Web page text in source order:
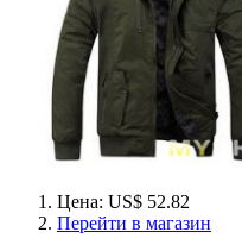
Цена: US$ 52.82
Перейти в магазин